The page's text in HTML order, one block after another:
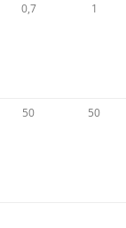
0,7 1
50 50